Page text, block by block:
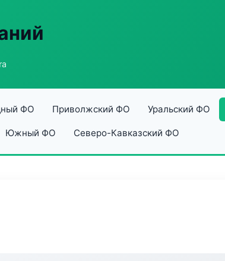
ФО Приволжский ФО Уральский ФО
Южный ФО Северо-Кавказский ФО